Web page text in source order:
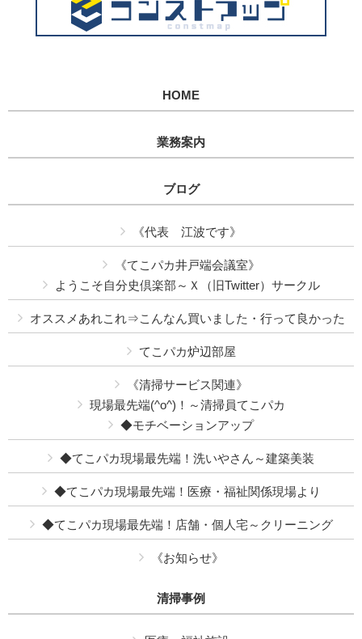
HOME
業務案内
ブログ
《代表 江波です》
《てこパカ井戸端会議室》
ようこそ自分史倶楽部～Ｘ（旧Twitter）サークル
オススメあれこれ⇒こんなん買いました・行って良かった
てこパカ炉辺部屋
《清掃サービス関連》
現場最先端(^o^)！～清掃員てこパカ
◆モチベーションアップ
◆てこパカ現場最先端！洗いやさん～建築美装
◆てこパカ現場最先端！医療・福祉関係現場より
◆てこパカ現場最先端！店舗・個人宅～クリーニング
《お知らせ》
清掃事例